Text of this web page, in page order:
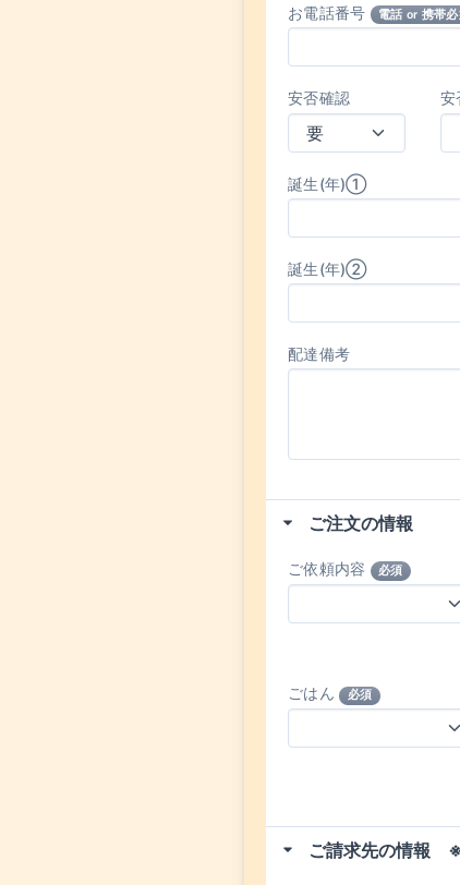
お電話番号 電話 or 携帯
安否確認 安
誕生(年)①
誕生(年)②
配達備考
ご注文の情報
ご依頼内容 必須
ごはん 必須
ご請求先の情報 ※